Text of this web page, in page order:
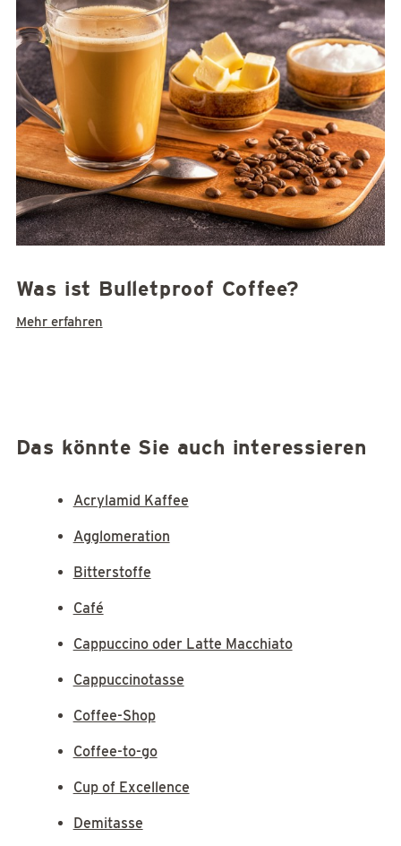
Was ist Bulletproof Coffee?
Mehr erfahren
Das könnte Sie auch interessieren
Acrylamid Kaffee
Agglomeration
Bitterstoffe
Café
Cappuccino oder Latte Macchiato
Cappuccinotasse
Coffee-Shop
Coffee-to-go
Cup of Excellence
Demitasse